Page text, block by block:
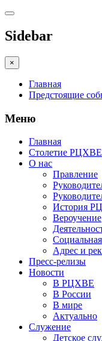
Sidebar
×
Главная
Предстоящие
Меню
Главная
Столетие РЦХВЕ
О нас
Правление
История
Вероучение
Адрес и
Пресс-релизы
Новости
В РЦХВЕ
В России
В мире
Актуально
Служение
Детское